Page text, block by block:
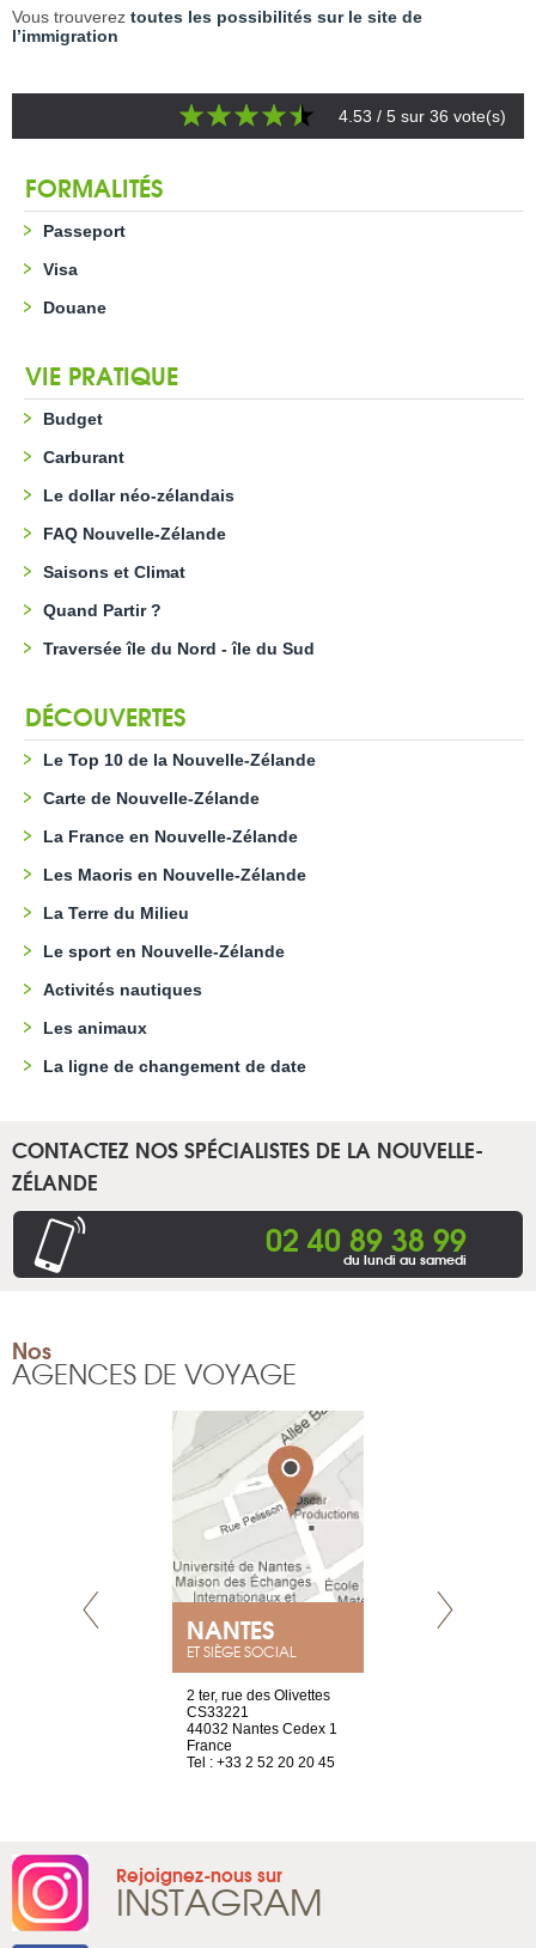
Vous trouverez toutes les possibilités sur le site de
l’immigration
4.53 / 5 sur 36 vote(s)
FORMALITÉS
Passeport
Visa
Douane
VIE PRATIQUE
Budget
Carburant
Le dollar néo-zélandais
FAQ Nouvelle-Zélande
Saisons et Climat
Quand Partir ?
Traversée île du Nord - île du Sud
DÉCOUVERTES
Le Top 10 de la Nouvelle-Zélande
Carte de Nouvelle-Zélande
La France en Nouvelle-Zélande
Les Maoris en Nouvelle-Zélande
La Terre du Milieu
Le sport en Nouvelle-Zélande
Activités nautiques
Les animaux
La ligne de changement de date
CONTACTEZ NOS SPÉCIALISTES DE LA NOUVELLE-
ZÉLANDE
02 40 89 38 99
du lundi au samedi
Nos
AGENCES DE VOYAGE
NANTES
ET SIÈGE SOCIAL
2 ter, rue des Olivettes
CS33221
44032 Nantes Cedex 1
France
Tel : +33 2 52 20 20 45
Rejoignez-nous sur
INSTAGRAM